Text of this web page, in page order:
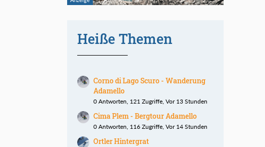
Heiße Themen
Corno di Lago Scuro - Wanderung
Adamello
0 Antworten, 121 Zugriffe, Vor 13 Stunden
Cima Plem - Bergtour Adamello
0 Antworten, 116 Zugriffe, Vor 14 Stunden
Ortler Hintergrat